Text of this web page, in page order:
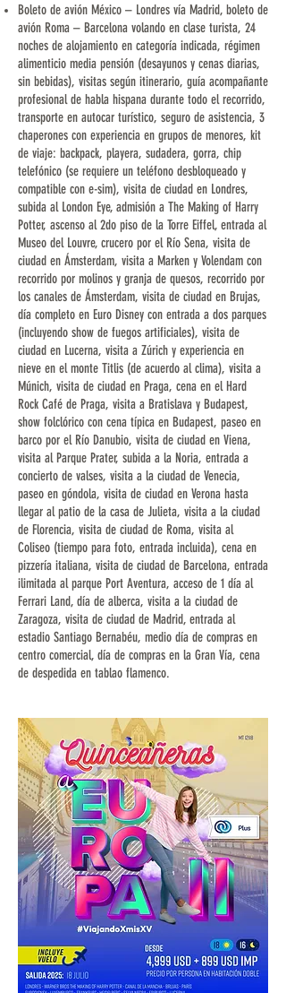
Boleto de avión México – Londres vía Madrid, boleto de
avión Roma – Barcelona volando en clase turista, 24
noches de alojamiento en categoría indicada, régimen
alimenticio media pensión (desayunos y cenas diarias,
sin bebidas), visitas según itinerario, guía acompañante
profesional de habla hispana durante todo el recorrido,
transporte en autocar turístico, seguro de asistencia, 3
chaperones con experiencia en grupos de menores, kit
de viaje: backpack, playera, sudadera, gorra, chip
telefónico (se requiere un teléfono desbloqueado y
compatible con e-sim), visita de ciudad en Londres,
subida al London Eye, admisión a The Making of Harry
Potter, ascenso al 2do piso de la Torre Eiffel, entrada al
Museo del Louvre, crucero por el Río Sena, visita de
ciudad en Ámsterdam, visita a Marken y Volendam con
recorrido por molinos y granja de quesos, recorrido por
los canales de Ámsterdam, visita de ciudad en Brujas,
día completo en Euro Disney con entrada a dos parques
(incluyendo show de fuegos artificiales), visita de
ciudad en Lucerna, visita a Zúrich y experiencia en
nieve en el monte Titlis (de acuerdo al clima), visita a
Múnich, visita de ciudad en Praga, cena en el Hard
Rock Café de Praga, visita a Bratislava y Budapest,
show folclórico con cena típica en Budapest, paseo en
barco por el Río Danubio, visita de ciudad en Viena,
visita al Parque Prater, subida a la Noria, entrada a
concierto de valses, visita a la ciudad de Venecia,
paseo en góndola, visita de ciudad en Verona hasta
llegar al patio de la casa de Julieta, visita a la ciudad
de Florencia, visita de ciudad de Roma, visita al
Coliseo (tiempo para foto, entrada incluida), cena en
pizzería italiana, visita de ciudad de Barcelona, entrada
ilimitada al parque Port Aventura, acceso de 1 día al
Ferrari Land, día de alberca, visita a la ciudad de
Zaragoza, visita de ciudad de Madrid, entrada al
estadio Santiago Bernabéu, medio día de compras en
centro comercial, día de compras en la Gran Vía, cena
de despedida en tablao flamenco.